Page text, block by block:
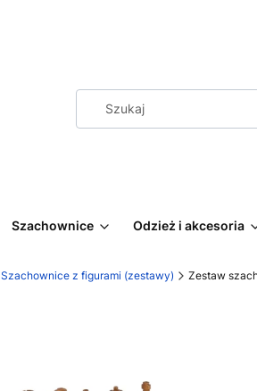
Szachownice Odzież i akcesoria
Szachownice z figurami (zestawy) Zestaw